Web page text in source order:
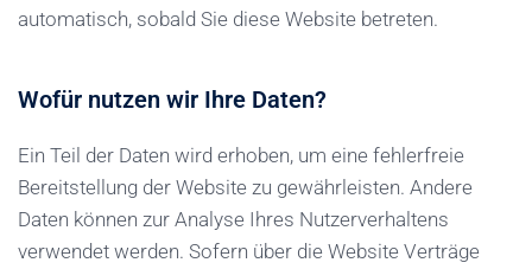
automatisch, sobald Sie diese Website betreten.
Wofür nutzen wir Ihre Daten?
Ein Teil der Daten wird erhoben, um eine fehlerfreie
Bereitstellung der Website zu gewährleisten. Andere
Daten können zur Analyse Ihres Nutzerverhaltens
verwendet werden. Sofern über die Website Verträge